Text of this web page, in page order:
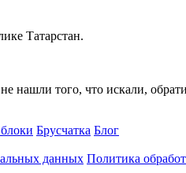
Татарстан.
нашли того, что искали,
Брусчатка Блог
данных Политика